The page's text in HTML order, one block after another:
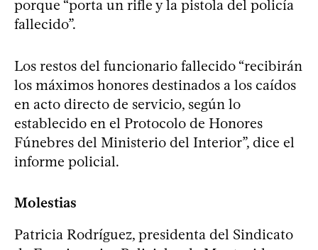
porque “porta un rifle y la pistola del policía
fallecido”.
Los restos del funcionario fallecido “recibirán
los máximos honores destinados a los caídos
en acto directo de servicio, según lo
establecido en el Protocolo de Honores
Fúnebres del Ministerio del Interior”, dice el
informe policial.
Molestias
Patricia Rodríguez, presidenta del Sindicato